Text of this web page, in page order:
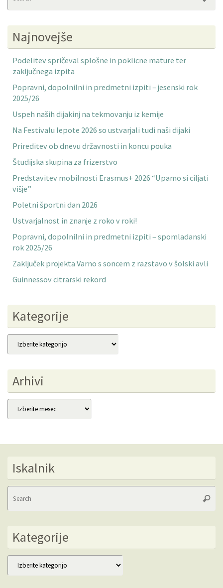
Najnovejše
Podelitev spričeval splošne in poklicne mature ter
zaključnega izpita
Popravni, dopolnilni in predmetni izpiti – jesenski rok
2025/26
Uspeh naših dijakinj na tekmovanju iz kemije
Na Festivalu lepote 2026 so ustvarjali tudi naši dijaki
Prireditev ob dnevu državnosti in koncu pouka
Študijska skupina za frizerstvo
Predstavitev mobilnosti Erasmus+ 2026 “Upamo si ciljati
višje”
Poletni športni dan 2026
Ustvarjalnost in znanje z roko v roki!
Popravni, dopolnilni in predmetni izpiti – spomladanski
rok 2025/26
Zaključek projekta Varno s soncem z razstavo v šolski avli
Guinnessov citrarski rekord
Kategorije
Kategorije
Arhivi
Arhivi
Iskalnik
Kategorije
Kategorije